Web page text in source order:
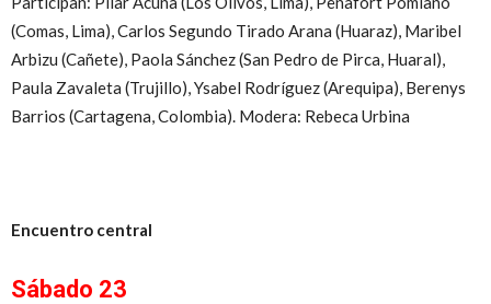
(Comas, Lima), Carlos Segundo Tirado Arana (Huaraz), Maribel
Arbizu (Cañete), Paola Sánchez (San Pedro de Pirca, Huaral),
Paula Zavaleta (Trujillo), Ysabel Rodríguez (Arequipa), Berenys
Barrios (Cartagena, Colombia). Modera: Rebeca Urbina
Encuentro central
Sábado 23